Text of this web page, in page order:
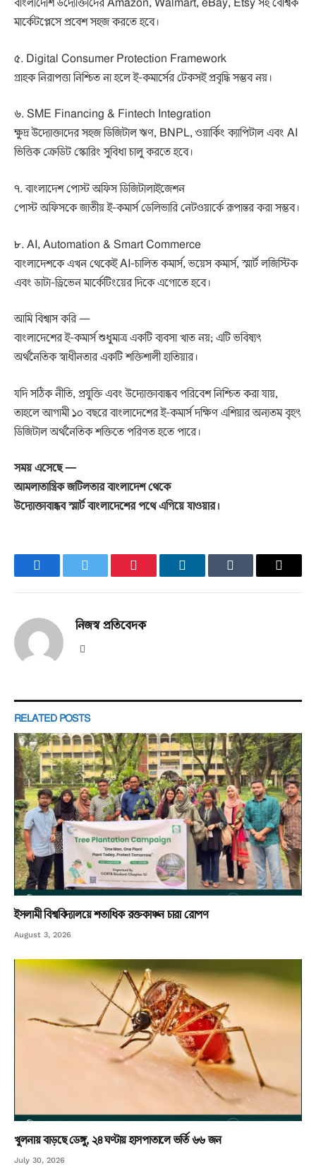
মার্কেটপ্লেসে প্রবেশ সহজ করতে হবে।
৫. Digital Consumer Protection Framework
গ্রাহক নিরাপত্তা নিশ্চিত না হলে ই-কমার্সের টেকসই প্রবৃদ্ধি সম্ভব নয়।
৬. SME Financing & Fintech Integration
ক্ষুদ্র উদ্যোক্তাদের সহজ ডিজিটাল ঋণ, BNPL, ওয়ার্কিং ক্যাপিটাল এবং AI
ভিত্তিক ক্রেডিট স্কোরিং সুবিধা চালু করতে হবে।
৭. বাংলাদেশ পোস্ট অফিস ডিজিটালাইজেশন
পোস্ট অফিসকে জাতীয় ই-কমার্স ডেলিভারি নেটওয়ার্কে রূপান্তর করা সম্ভব।
৮. AI, Automation & Smart Commerce
বাংলাদেশকে এখন থেকেই AI-চালিত কমার্স, ভয়েস কমার্স, স্মার্ট লজিস্টিক
এবং ডাটা-ড্রিভেন মার্কেটিংয়ের দিকে এগোতে হবে।
আমি বিশ্বাস করি —
বাংলাদেশের ই-কমার্স শুধুমাত্র একটি ব্যবসা খাত নয়; এটি ভবিষ্যৎ
অর্থনৈতিক স্বাধীনতার একটি শক্তিশালী হাতিয়ার।
যদি সঠিক নীতি, প্রযুক্তি এবং উদ্যোক্তাবান্ধব পরিবেশ নিশ্চিত করা যায়,
তাহলে আগামী ১০ বছরে বাংলাদেশের ই-কমার্স দক্ষিণ এশিয়ার অন্যতম বৃহৎ
ডিজিটাল অর্থনৈতিক শক্তিতে পরিণত হতে পারে।
সময় এসেছে —
আমলাতান্ত্রিক জটিলতার বাংলাদেশ থেকে
উদ্যোক্তাবান্ধব স্মার্ট বাংলাদেশের পথে এগিয়ে যাওয়ার।
FacebookTwitter PinterestLinkedInTumblr Email
নিজস্ব প্রতিবেদক
RELATED POSTS
ইসলামী বিশ্ববিদ্যালয়ে শতাধিক রক্তকাঞ্চন চারা রোপণ
August 3, 2026
খুলনায় বাড়ছে ডেঙ্গু, ২৪ ঘণ্টায় হাসপাতালে ভর্তি ৬৬ জন
July 30, 2026